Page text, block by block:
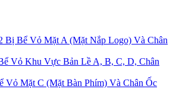
Bị Bể Vỏ Mặt A (Mặt Nắp Logo) Và Chân
Vỏ Khu Vực Bản Lề A, B, C, D, Chân
Vỏ Mặt C (Mặt Bàn Phím) Và Chân Ốc